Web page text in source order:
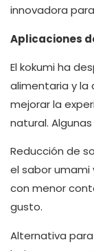
innovadora
Aplicaciones
El kokumi ha
alimentaria y la
mejorar la
natural.
Reducción de
el sabor umami
con menor
gusto.
Alternativa